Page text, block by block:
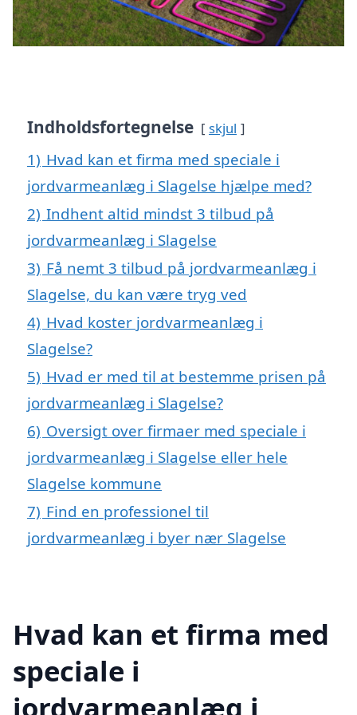
Indholdsfortegnelse skjul
1) Hvad kan et firma med speciale i
jordvarmeanlæg i Slagelse hjælpe med?
2) Indhent altid mindst 3 tilbud på
jordvarmeanlæg i Slagelse
3) Få nemt 3 tilbud på jordvarmeanlæg i
Slagelse, du kan være tryg ved
4) Hvad koster jordvarmeanlæg i
Slagelse?
5) Hvad er med til at bestemme prisen på
jordvarmeanlæg i Slagelse?
6) Oversigt over firmaer med speciale i
jordvarmeanlæg i Slagelse eller hele
Slagelse kommune
7) Find en professionel til
jordvarmeanlæg i byer nær Slagelse
Hvad kan et firma med
speciale i